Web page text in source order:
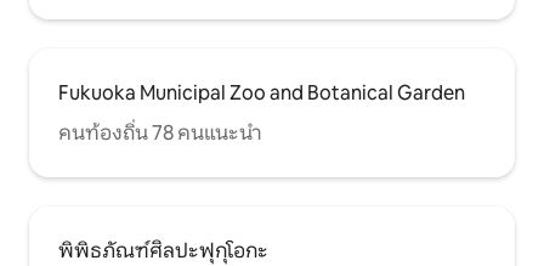
Fukuoka Municipal Zoo and Botanical Garden
คนท้องถิ่น 78 คนแนะนำ
พิพิธภัณฑ์ศิลปะฟุกุโอกะ